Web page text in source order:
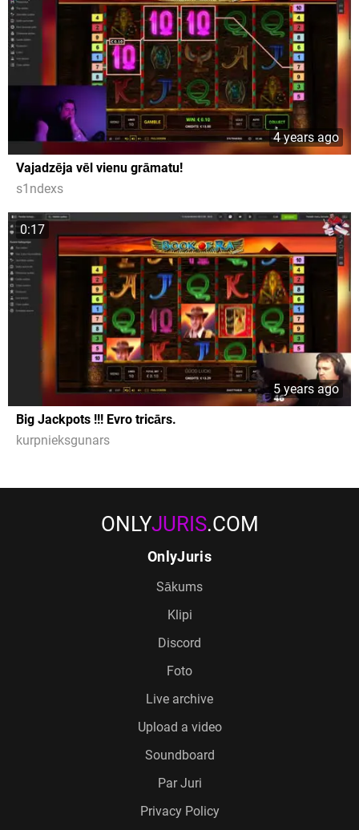
4 years ago
Vajadzēja vēl vienu grāmatu!
s1ndexs
0:17
5 years ago
Big Jackpots !!! Evro tricārs.
kurpnieksgunars
ONLYJURIS.COM
OnlyJuris
Sākums
Klipi
Discord
Foto
Live archive
Upload a video
Soundboard
Par Juri
Privacy Policy